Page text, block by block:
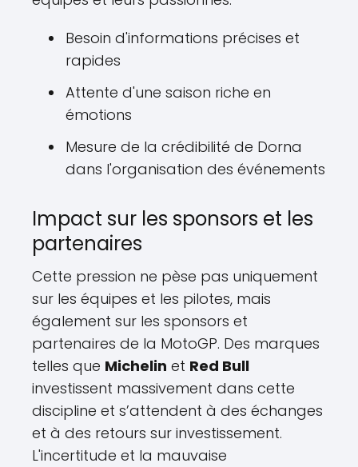
Besoin d'informations précises et
rapides
Attente d'une saison riche en
émotions
Mesure de la crédibilité de Dorna
dans l'organisation des événements
Impact sur les sponsors et les
partenaires
Cette pression ne pèse pas uniquement
sur les équipes et les pilotes, mais
également sur les sponsors et
partenaires de la MotoGP. Des marques
telles que Michelin et Red Bull
investissent massivement dans cette
discipline et s’attendent à des échanges
et à des retours sur investissement.
L'incertitude et la mauvaise